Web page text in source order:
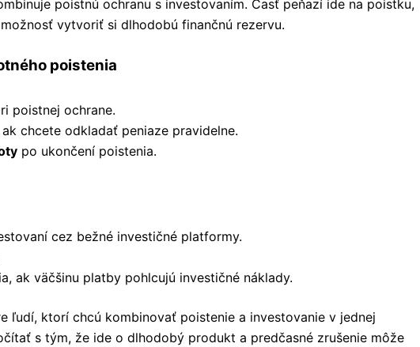
poistnú ochranu s investovaním. Časť peňazí ide na poistku,
vytvoriť si dlhodobú finančnú rezervu.
poistenia
poistnej ochrane.
ak chcete odkladať peniaze pravidelne.
po ukončení poistenia.
cez bežné investičné platformy.
ak väčšinu platby pohlcujú investičné náklady.
ľudí, ktorí chcú kombinovať poistenie a investovanie v jednej
s tým, že ide o dlhodobý produkt a predčasné zrušenie môže